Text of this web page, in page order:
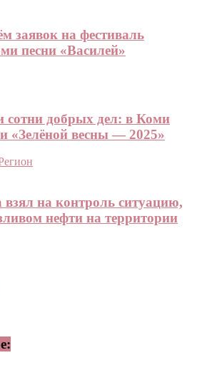
заявок на фестиваль
песни «Василей»
сотни добрых дел: в Коми
«Зелёной весны — 2025»
на контроль ситуацию,
нефти на территории